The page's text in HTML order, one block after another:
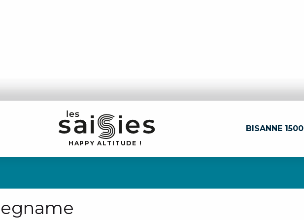
HAP PY ALTI T UDE !
BISANNE 1500